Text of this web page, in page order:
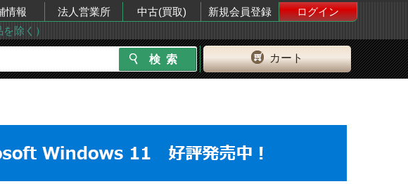
情報 法人営業所 中古(買取) 新規会員登録
ログイン
除く）
カート